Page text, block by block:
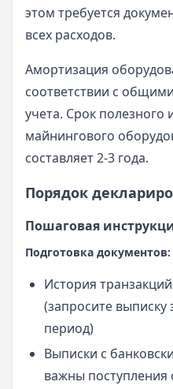
этом требуется
всех расходов.
Амортизация
соответствии с
учета. Срок полезного
майнингового
составляет 2-3 года.
Порядок
Пошаговая
Подготовка документов:
История
(запросите выписку
период)
Выписки с
важны поступления